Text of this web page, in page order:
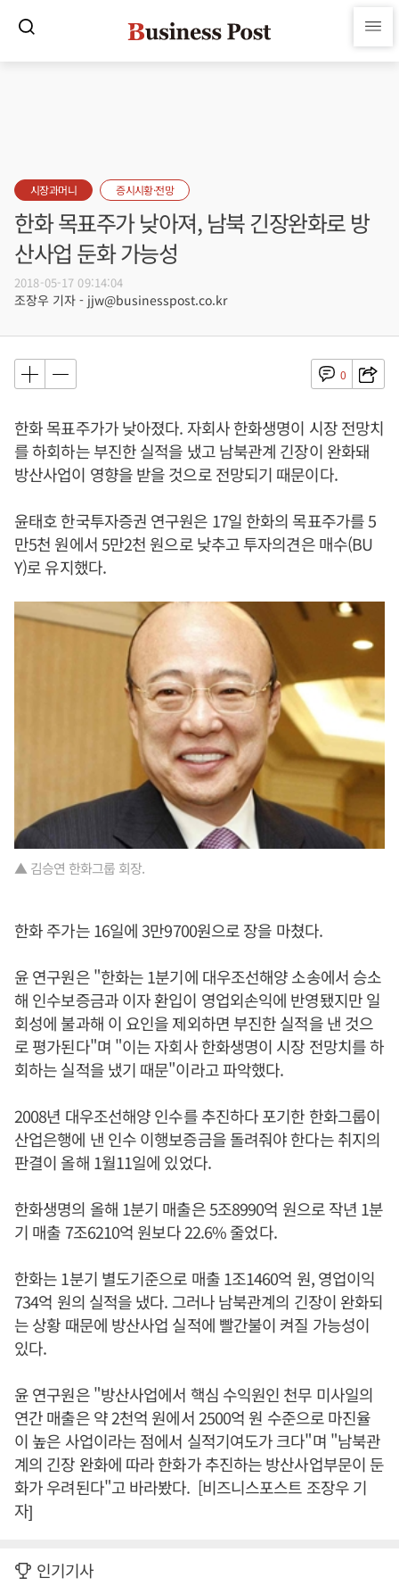
시장과머니 증시시황·전망
한화 목표주가 낮아져, 남북 긴장완화로 방
산사업 둔화 가능성
2018-05-17 09:14:04
조장우 기자 - jjw@businesspost.co.kr
0
한화 목표주가가 낮아졌다. 자회사 한화생명이 시장 전망치
를 하회하는 부진한 실적을 냈고 남북관계 긴장이 완화돼
방산사업이 영향을 받을 것으로 전망되기 때문이다.
윤태호 한국투자증권 연구원은 17일 한화의 목표주가를 5
만5천 원에서 5만2천 원으로 낮추고 투자의견은 매수(BU
Y)로 유지했다.
▲ 김승연 한화그룹 회장.
한화 주가는 16일에 3만9700원으로 장을 마쳤다.
윤 연구원은 "한화는 1분기에 대우조선해양 소송에서 승소
해 인수보증금과 이자 환입이 영업외손익에 반영됐지만 일
회성에 불과해 이 요인을 제외하면 부진한 실적을 낸 것으
로 평가된다"며 "이는 자회사 한화생명이 시장 전망치를 하
회하는 실적을 냈기 때문"이라고 파악했다.
2008년 대우조선해양 인수를 추진하다 포기한 한화그룹이
산업은행에 낸 인수 이행보증금을 돌려줘야 한다는 취지의
판결이 올해 1월11일에 있었다.
한화생명의 올해 1분기 매출은 5조8990억 원으로 작년 1분
기 매출 7조6210억 원보다 22.6% 줄었다.
한화는 1분기 별도기준으로 매출 1조1460억 원, 영업이익
734억 원의 실적을 냈다. 그러나 남북관계의 긴장이 완화되
는 상황 때문에 방산사업 실적에 빨간불이 켜질 가능성이
있다.
윤 연구원은 "방산사업에서 핵심 수익원인 천무 미사일의
연간 매출은 약 2천억 원에서 2500억 원 수준으로 마진율
이 높은 사업이라는 점에서 실적기여도가 크다"며 "남북관
계의 긴장 완화에 따라 한화가 추진하는 방산사업부문이 둔
화가 우려된다"고 바라봤다. [비즈니스포스트 조장우 기
자]
인기기사